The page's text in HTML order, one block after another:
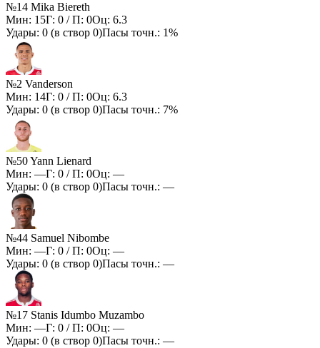
№14 Mika Biereth
Мин: 15Г: 0 / П: 0Оц: 6.3
Удары: 0 (в створ 0)Пасы точн.: 1%
№2 Vanderson
Мин: 14Г: 0 / П: 0Оц: 6.3
Удары: 0 (в створ 0)Пасы точн.: 7%
№50 Yann Lienard
Мин: —Г: 0 / П: 0Оц: —
Удары: 0 (в створ 0)Пасы точн.: —
№44 Samuel Nibombe
Мин: —Г: 0 / П: 0Оц: —
Удары: 0 (в створ 0)Пасы точн.: —
№17 Stanis Idumbo Muzambo
Мин: —Г: 0 / П: 0Оц: —
Удары: 0 (в створ 0)Пасы точн.: —